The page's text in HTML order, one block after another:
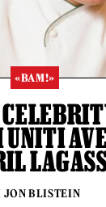
«BAM!»
JON BLISTEIN